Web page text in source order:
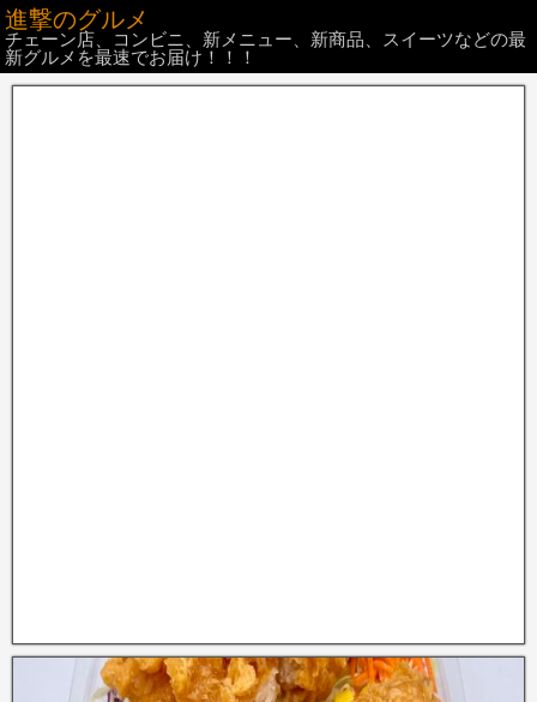
進撃のグルメ
チェーン店、コンビニ、新メニュー、新商品、スイーツなどの最
新グルメを最速でお届け！！！